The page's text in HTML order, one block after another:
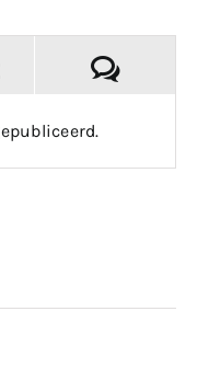
Reacties